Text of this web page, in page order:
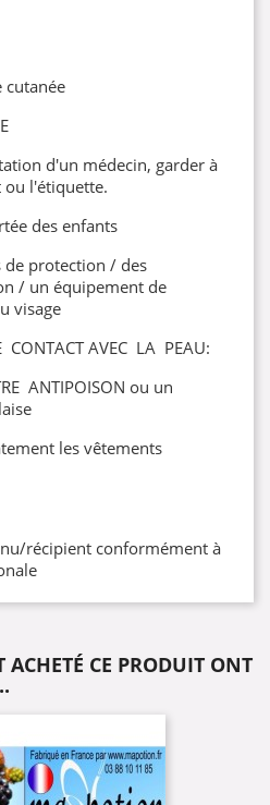
cutanée
d'un médecin, garder à
l'étiquette.
des enfants
protection / des
/ un équipement de
visage
AVEC LA PEAU:
ANTIPOISON ou un
les vêtements
récipient conformément à
CE PRODUIT ONT